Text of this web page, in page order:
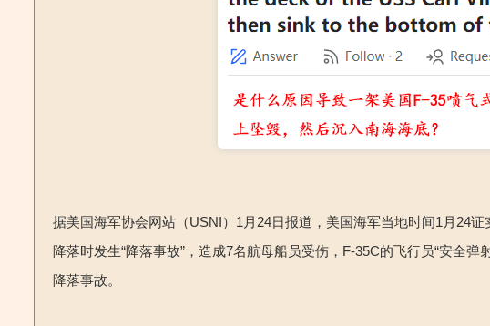
据美国海军协会网站（USNI）1月24日报道，美国海军当地时间1月24
降落时发生“降落事故”，造成7名航母船员受伤，F-35C的飞行员“安全
降落事故。